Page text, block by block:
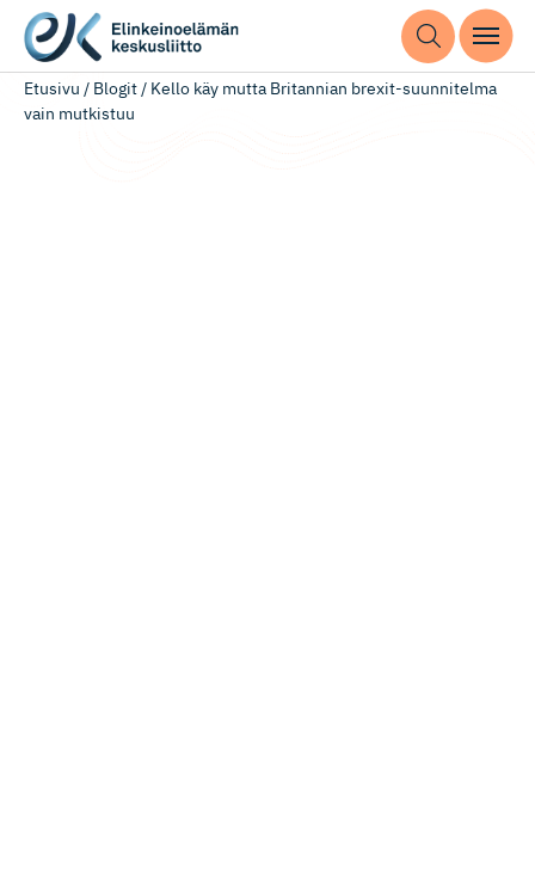
Etusivu / Blogit/ Kello käy mutta Britannian brexit-suunnitelma
vain mutkistuu